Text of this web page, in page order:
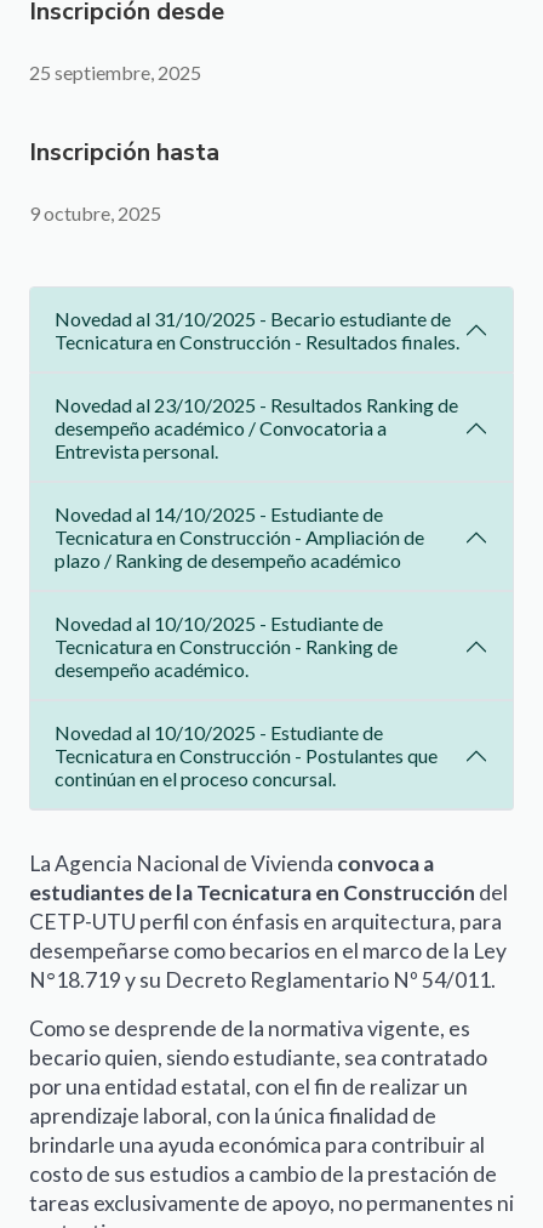
Inscripción desde
25 septiembre, 2025
Inscripción hasta
9 octubre, 2025
Novedad al 31/10/2025 - Becario estudiante de
Tecnicatura en Construcción - Resultados finales.
Novedad al 23/10/2025 - Resultados Ranking de
desempeño académico / Convocatoria a
Entrevista personal.
Novedad al 14/10/2025 - Estudiante de
Tecnicatura en Construcción - Ampliación de
plazo / Ranking de desempeño académico
Novedad al 10/10/2025 - Estudiante de
Tecnicatura en Construcción - Ranking de
desempeño académico.
Novedad al 10/10/2025 - Estudiante de
Tecnicatura en Construcción - Postulantes que
continúan en el proceso concursal.
La Agencia Nacional de Vivienda convoca a
estudiantes de la Tecnicatura en Construcción del
CETP-UTU perfil con énfasis en arquitectura, para
desempeñarse como becarios en el marco de la Ley
N°18.719 y su Decreto Reglamentario Nº 54/011.
Como se desprende de la normativa vigente, es
becario quien, siendo estudiante, sea contratado
por una entidad estatal, con el fin de realizar un
aprendizaje laboral, con la única finalidad de
brindarle una ayuda económica para contribuir al
costo de sus estudios a cambio de la prestación de
tareas exclusivamente de apoyo, no permanentes ni